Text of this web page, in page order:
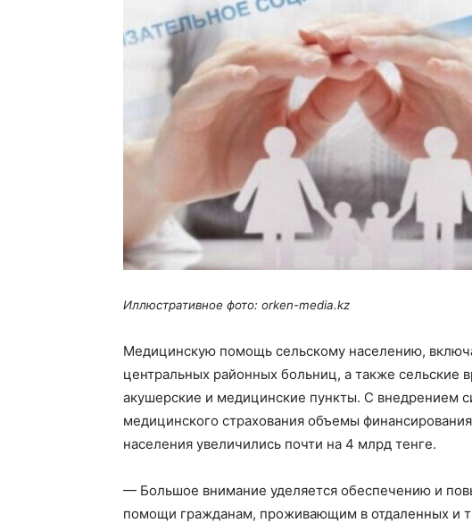
Иллюстративное фото: orken-media.kz
Медицинскую помощь сельскому населению,
центральных районных больниц, а также сельские
акушерские и медицинские пункты. С внедрением
медицинского страхования объемы
населения увеличились почти на 4 млрд тенге.
— Большое внимание уделяется обеспечению и
помощи гражданам, проживающим в отдаленных и